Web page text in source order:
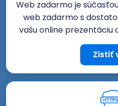
Web zadarmo je
web zadarmo s
vašu online
Zistiť